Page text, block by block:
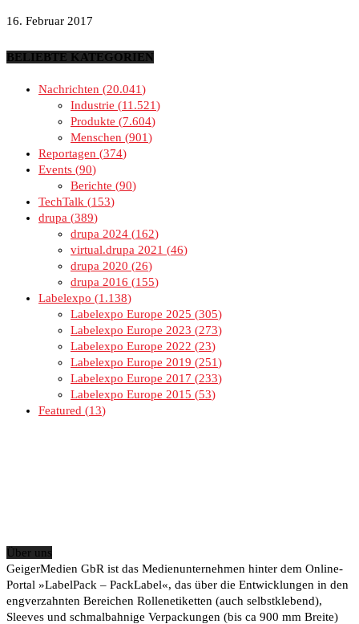
16. Februar 2017
BELIEBTE KATEGORIEN
Nachrichten
20.041
Industrie
11.521
Produkte
7.604
Menschen
901
Reportagen
374
Events 90
Berichte
90
TechTalk
153
drupa
389
drupa 2024
162
virtual.drupa 2021
46
drupa 2020
26
drupa 2016
155
Labelexpo
1.138
Labelexpo Europe 2025
305
Labelexpo Europe 2023
273
Labelexpo Europe 2022
23
Labelexpo Europe 2019
251
Labelexpo Europe 2017
233
Labelexpo Europe 2015
53
Featured
13
Über uns
GeigerMedien GbR ist das Medienunternehmen hinter dem Online-
Portal »LabelPack – PackLabel«, das über die Entwicklungen in den
engverzahnten Bereichen Rollenetiketten (auch selbstklebend),
Sleeves und schmalbahnige Verpackungen (bis ca 900 mm Breite)